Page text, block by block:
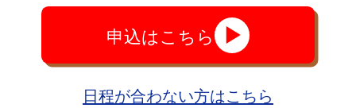
申込はこちら
日程が合わない方はこちら